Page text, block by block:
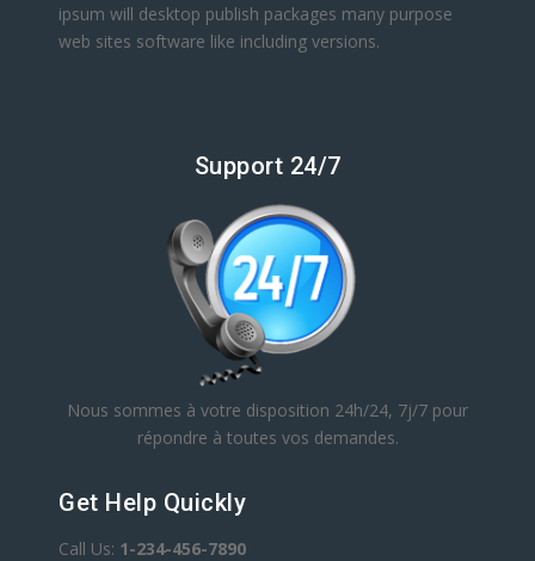
ipsum will desktop publish packages many purpose
web sites software like including versions.
Support 24/7
Nous sommes à votre disposition 24h/24, 7j/7 pour
répondre à toutes vos demandes.
Get Help Quickly
Call Us: 1-234-456-7890